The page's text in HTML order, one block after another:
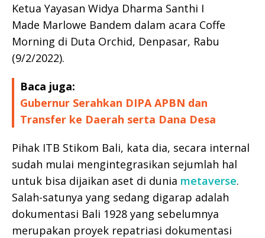
Ketua Yayasan Widya Dharma Santhi I
Made Marlowe Bandem dalam acara Coffe
Morning di Duta Orchid, Denpasar, Rabu
(9/2/2022).
Baca juga:
Gubernur Serahkan DIPA APBN dan
Transfer ke Daerah serta Dana Desa
Pihak ITB Stikom Bali, kata dia, secara internal
sudah mulai mengintegrasikan sejumlah hal
untuk bisa dijaikan aset di dunia metaverse.
Salah-satunya yang sedang digarap adalah
dokumentasi Bali 1928 yang sebelumnya
merupakan proyek repatriasi dokumentasi